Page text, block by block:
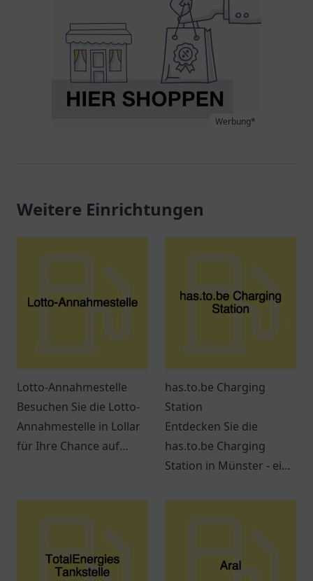
Werbung*
Weitere Einrichtungen
Lotto-Annahmestelle
Besuchen Sie die Lotto-
Annahmestelle in Lollar
für Ihre Chance auf
verwirklichen Sie Ihre
has.to.be Charging
Station
Entdecken Sie die
has.to.be Charging
Station in Münster - ein
umweltbewusste
Lademöglichkeiten.